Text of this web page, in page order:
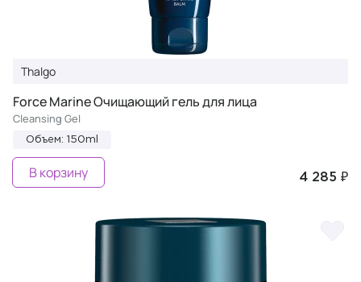
Thalgo
Force Marine Очищающий гель для лица
Cleansing Gel
Объем: 150ml
4 285 ₽
В корзину